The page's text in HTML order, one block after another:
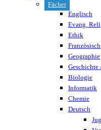
Fächer
Englisch
Evang.
Ethik
Französisch
Geographie
Geschichte
Biologie
Informatik
Chemie
Deutsch